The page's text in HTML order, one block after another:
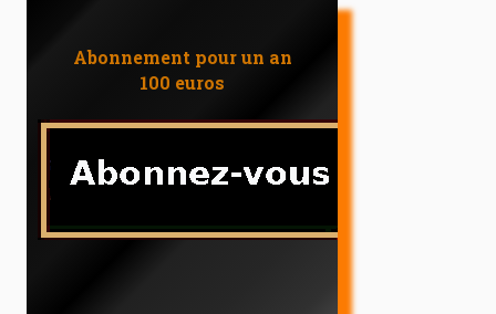
Abonnement pour un an
100 euros